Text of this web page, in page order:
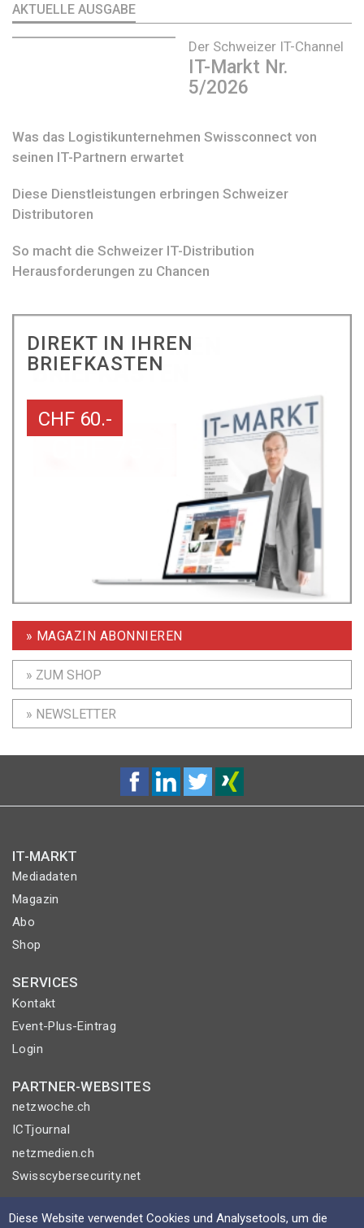
AKTUELLE AUSGABE
Der Schweizer IT-Channel
IT-Markt Nr.
5/2026
Was das Logistikunternehmen Swissconnect von
seinen IT-Partnern erwartet
Diese Dienstleistungen erbringen Schweizer
Distributoren
So macht die Schweizer IT-Distribution
Herausforderungen zu Chancen
DIREKT IN IHREN
BRIEFKASTEN
CHF 60.-
» MAGAZIN ABONNIEREN
» ZUM SHOP
» NEWSLETTER
IT-MARKT
Mediadaten
Magazin
Abo
Shop
SERVICES
Kontakt
Event-Plus-Eintrag
Login
PARTNER-WEBSITES
netzwoche.ch
ICTjournal
netzmedien.ch
Swisscybersecurity.net
© NETZMEDIEN AG 2026
Diese Website verwendet Cookies und Analysetools, um die